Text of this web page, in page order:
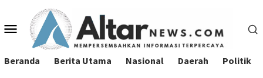
konten Menu
Mobile
Beranda Berita Utama Nasional Daerah Politik